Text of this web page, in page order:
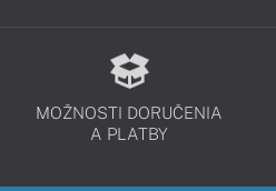
MOŽNOSTI DORUČENIA
A PLATBY